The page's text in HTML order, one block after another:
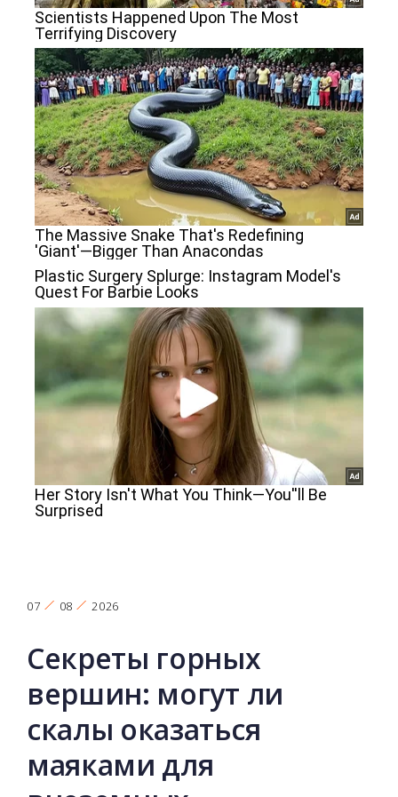
07 08 2026
Секреты горных
вершин: могут ли
скалы оказаться
маяками для